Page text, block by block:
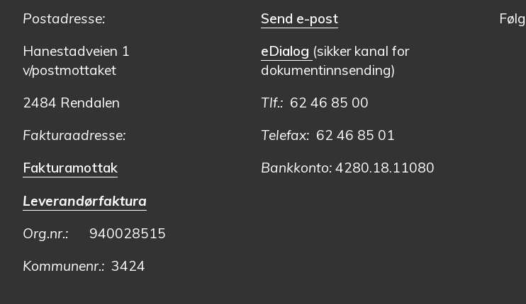
Postadresse:
Hanestadveien 1
v/postmottaket
2484 Rendalen
Fakturaadresse:
Fakturamottak
Leverandørfaktura
Org.nr.:
940028515
Kommunenr.: 3424
Send e-post
eDialog (sikker kanal for
dokumentinnsending)
Tlf.: 62 46 85 00
Telefax: 62 46 85 01
Bankkonto: 4280.18.11080
Følg